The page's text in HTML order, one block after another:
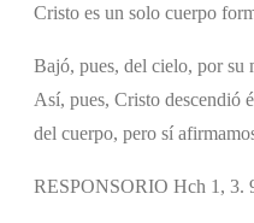
Cristo es un solo cuerpo
Bajó, pues, del cielo, por su
Así, pues, Cristo descendió
del cuerpo, pero sí
RESPONSORIO Hch 1, 3.